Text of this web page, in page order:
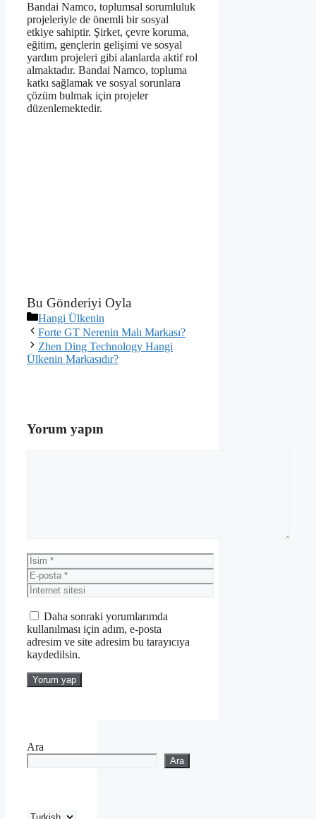
Bandai Namco, toplumsal sorumluluk
projeleriyle de önemli bir sosyal
etkiye sahiptir. Şirket, çevre koruma,
eğitim, gençlerin gelişimi ve sosyal
yardım projeleri gibi alanlarda aktif rol
almaktadır. Bandai Namco, topluma
katkı sağlamak ve sosyal sorunlara
çözüm bulmak için projeler
düzenlemektedir.
Bu Gönderiyi Oyla
Kategoriler
Hangi Ülkenin
Forte GT Nerenin Malı Markası?
Zhen Ding Technology Hangi
Ülkenin Markasıdır?
Yorum yapın
İsim
E-
posta
İnternet
sitesi
Daha sonraki yorumlarımda
kullanılması için adım, e-posta
adresim ve site adresim bu tarayıcıya
kaydedilsin.
Ara
Ara